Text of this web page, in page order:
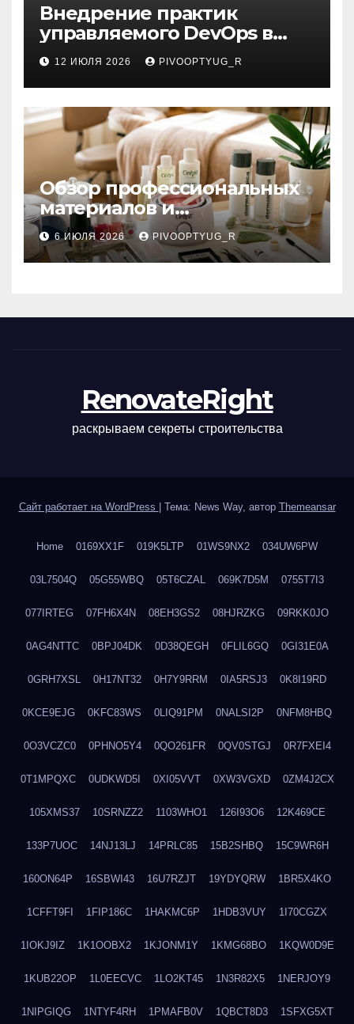
Внедрение практик
управляемого DevOps в
корпоративную ИТ-
инфраструктуру
12 ИЮЛЯ 2026 PIVOOPTYUG_R
Обзор профессиональных
материалов и
инструментов для
маникюра, депиляции,
наращивания ресниц и
6 ИЮЛЯ 2026 PIVOOPTYUG_R
RenovateRight
раскрываем секреты строительства
Сайт работает на WordPress Тема: News Way, автор Themeansar
Home 0169XX1F 019K5LTP 01WS9NX2 034UW6PW
03L7504Q 05G55WBQ 05T6CZAL 069K7D5M 0755T7I3
077IRTEG 07FH6X4N 08EH3GS2 08HJRZKG 09RKK0JO
0AG4NTTC 0BPJ04DK 0D38QEGH 0FLIL6GQ 0GI31E0A
0GRH7XSL 0H17NT32 0H7Y9RRM 0IA5RSJ3 0K8I19RD
0KCE9EJG 0KFC83WS 0LIQ91PM 0NALSI2P 0NFM8HBQ
0O3VCZC0 0PHNO5Y4 0QO261FR 0QV0STGJ 0R7FXEI4
0T1MPQXC 0UDKWD5I 0XI05VVT 0XW3VGXD 0ZM4J2CX
105XMS37 10SRNZZ2 1103WHO1 126I93O6 12K469CE
133P7UOC 14NJ13LJ 14PRLC85 15B2SHBQ 15C9WR6H
160ON64P 16SBWI43 16U7RZJT 19YDYQRW 1BR5X4KO
1CFFT9FI 1FIP186C 1HAKMC6P 1HDB3VUY 1I70CGZX
1IOKJ9IZ 1K1OOBX2 1KJONM1Y 1KMG68BO 1KQW0D9E
1KUB22OP 1L0EECVC 1LO2KT45 1N3R82X5 1NERJOY9
1NIPGIQG 1NTYF4RH 1PMAFB0V 1QBCT8D3 1SFXG5XT